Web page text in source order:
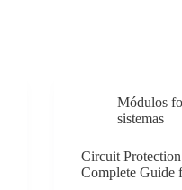
Módulos
sistemas
Circuit
Complete Guide